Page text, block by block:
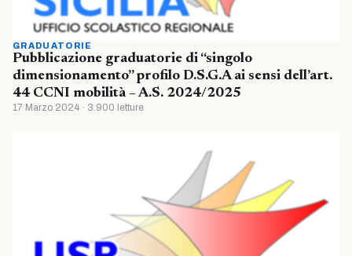
GRADUATORIE
Pubblicazione graduatorie di “singolo
dimensionamento” profilo D.S.G.A ai sensi dell’art.
44 CCNI mobilità – A.S. 2024/2025
17 Marzo 2024 · 3.900 letture